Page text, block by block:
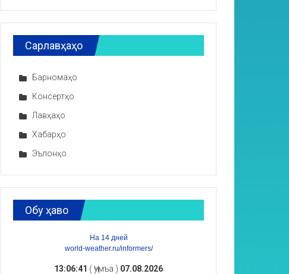
Сарлавҳаҳо
Барномаҳо
Консертҳо
Лавҳаҳо
Хабарҳо
Эълонҳо
Обу ҳаво
На 14 дней
world-weather.ru/informers/
13:06:42 ( Ҷумъа ) 07.08.2026